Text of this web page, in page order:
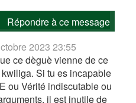
Répondre à ce message
2023 23:55
ce dèguè vienne de ce
Si tu es incapable
ou Vérité indiscutable ou
il est inutile de